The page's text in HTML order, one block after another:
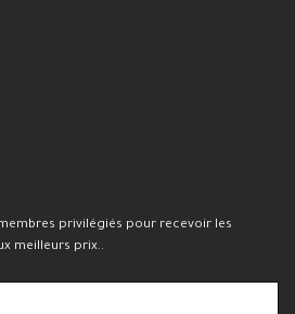
privilégiés pour recevoir les
meilleurs prix..